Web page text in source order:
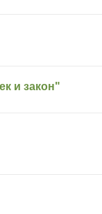
и закон"